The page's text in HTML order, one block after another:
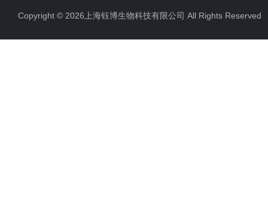
Copyright © 2026上海钰博生物科技有限公司 All Rights